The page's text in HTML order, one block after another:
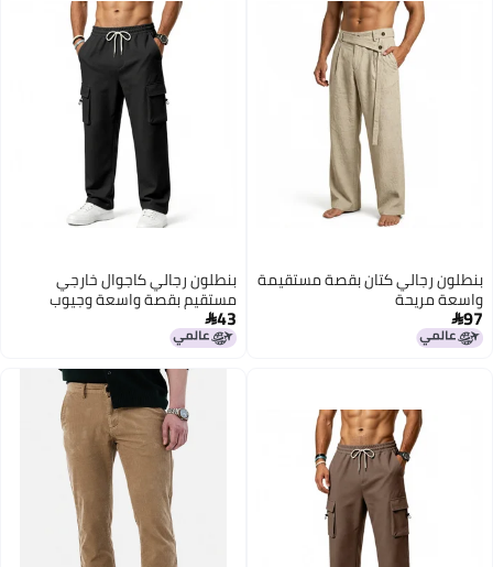
بنطلون رجالي كتان بقصة مستقيمة
واسعة مريحة
97
بنطلون رجالي كاجوال خارجي
مستقيم بقصة واسعة وجيوب
متعددة
43